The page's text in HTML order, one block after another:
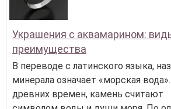
Украшения с аквамарином:
преимущества
В переводе с латинского языка,
минерала означает «морская
древних времен, камень считают